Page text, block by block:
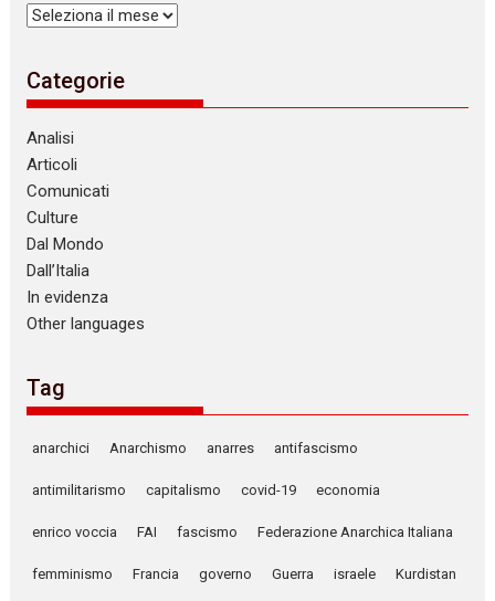
Archivi
Categorie
Analisi
Articoli
Comunicati
Culture
Dal Mondo
Dall’Italia
In evidenza
Other languages
Tag
anarchici Anarchismo anarres antifascismo
antimilitarismo capitalismo covid-19 economia
enrico voccia FAI fascismo Federazione Anarchica Italiana
femminismo Francia governo Guerra israele Kurdistan